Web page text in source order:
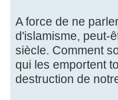
A force de ne
d'islamisme, peut-
siècle. Comment
qui les emportent
destruction de